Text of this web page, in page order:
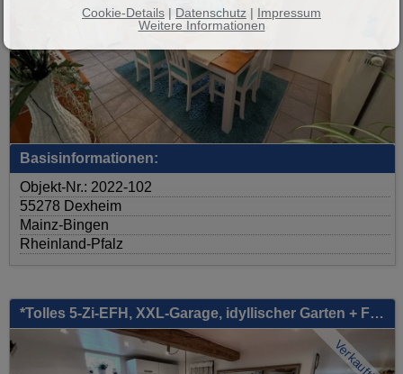
Basisinformationen:
Objekt-Nr.: 2022-102
55278 Dexheim
Mainz-Bingen
Rheinland-Pfalz
*Tolles 5-Zi-EFH, XXL-Garage, idyllischer Garten + Freizeitgrundstück (ca.1300m²), uvm.*
Verkauft!!!
Cookie-Details | Datenschutz | Impressum
Weitere Informationen